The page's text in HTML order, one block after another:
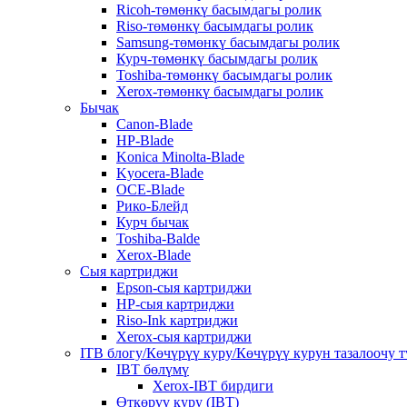
Ricoh-төмөнкү басымдагы ролик
Riso-төмөнкү басымдагы ролик
Samsung-төмөнкү басымдагы ролик
Курч-төмөнкү басымдагы ролик
Toshiba-төмөнкү басымдагы ролик
Xerox-төмөнкү басымдагы ролик
Бычак
Canon-Blade
HP-Blade
Konica Minolta-Blade
Kyocera-Blade
OCE-Blade
Рико-Блейд
Курч бычак
Toshiba-Balde
Xerox-Blade
Сыя картриджи
Epson-сыя картриджи
HP-сыя картриджи
Riso-Ink картриджи
Xerox-сыя картриджи
ITB блогу/Көчүрүү куру/Көчүрүү курун тазалоочу
IBT бөлүмү
Xerox-IBT бирдиги
Өткөрүү куру (IBT)